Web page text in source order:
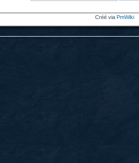
Créé via PmWiki